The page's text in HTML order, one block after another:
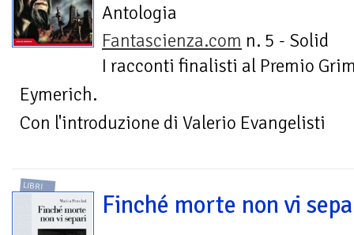
Antologia
Fantascienza.com n. 5 - Solid
I racconti finalisti al Premio
Eymerich.
Con l'introduzione di Valerio Evangelisti
LIBRI
Finché morte non vi